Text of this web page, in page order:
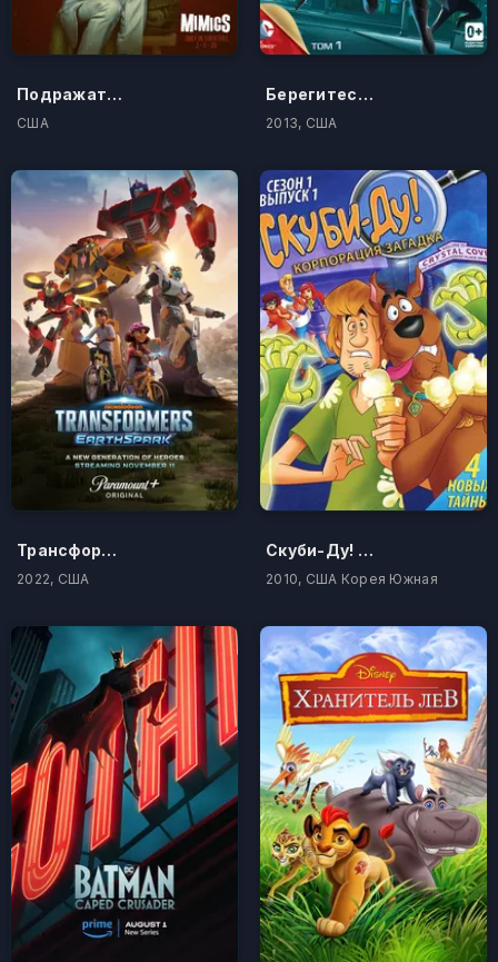
Подражатели
США
Берегитесь Бэтмена
2013, США
Трансформеры: Новая искра
2022, США
Скуби-Ду! Корпорация «Загадка»
2010, США Корея Южная